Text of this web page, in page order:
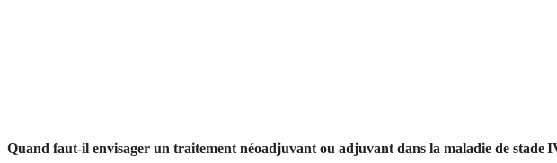
Quand faut-il envisager un traitement néoadjuvant ou adjuvant dans la maladie de stade